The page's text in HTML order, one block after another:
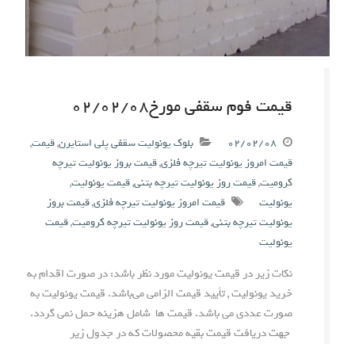
قیمت فوم سقفی مورخ۰۲/۰۲/۰۸
۰۲/۰۲/۰۸ بلوک یونولیت سقفی پلی استایرن,قیمت,
قیمت امروز یونولیت تیرچه فلزی,قیمت بروز یونولیت تیرچه
کرومیت,قیمت روز یونولیت تیرچه بتنی,قیمت یونولیت,
یونولیت
قیمت امروز یونولیت تیرچه فلزی,قیمت بروز
یونولیت تیرچه بتنی,قیمت روز یونولیت تیرچه کرومیت,قیمت
یونولیت
نکات زیر در قیمت یونولیت مورد نظر باشد: در صورت اقدام به
خرید یونولیت , تأیید قیمت الزامی می‌باشد. قیمت یونولیت به
صورت عددی می باشد. قیمت ها شامل هزینه حمل نمی گردد.
جهت دریافت قیمت بقیه محصولات که در جدول زیر